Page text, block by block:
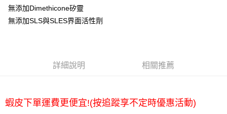
宅配
每筆NT$100，滿NT$2,000(含以上)免運費
無添加Dimethicone矽靈
無添加SLS與SLES界面活性劑
詳細說明 相關推薦
蝦皮下單運費更便宜!(按追蹤享不定時優惠活動)